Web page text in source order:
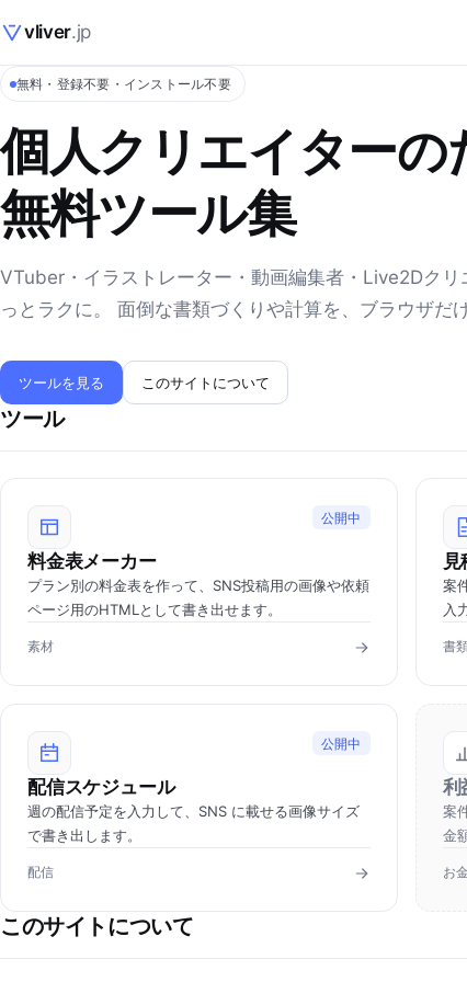
vliver.jp
無料・登録不要・インストール不要
個人クリエイターの
無料ツール集
VTuber・イラストレーター・動画編集者・Live2Dクリ
っとラクに。 面倒な書類づくりや計算を、ブラウザだ
ツールを見る このサイトについて
ツール
公開中
料金表メーカー
プラン別の料金表を作って、SNS投稿用の画像や依頼
ページ用のHTMLとして書き出せます。
素材
案
入
書
公開中
配信スケジュール
週の配信予定を入力して、SNS に載せる画像サイズ
で書き出します。
配信
利
案
金
お金
このサイトについて